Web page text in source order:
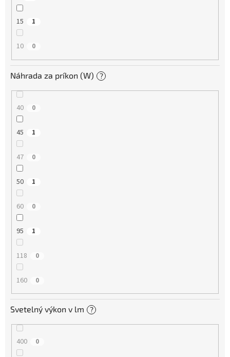
15 1
10 0
Náhrada za príkon (W) ?
40 0
45 1
47 0
50 1
60 0
95 1
118 0
160 0
Svetelný výkon v lm ?
400 0